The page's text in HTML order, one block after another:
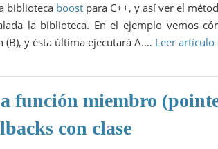
biblioteca boost para C++, y así ver el
la biblioteca. En el ejemplo vemos
y ésta última ejecutará A.… Leer
función miembro
con clase